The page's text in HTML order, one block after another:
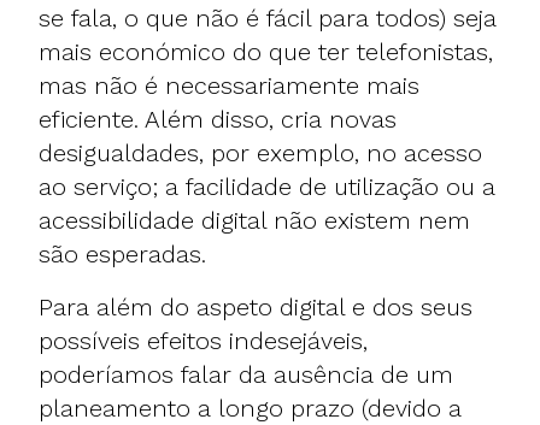
se fala, o que não é fácil para todos) seja
mais económico do que ter telefonistas,
mas não é necessariamente mais
eficiente. Além disso, cria novas
desigualdades, por exemplo, no acesso
ao serviço; a facilidade de utilização ou a
acessibilidade digital não existem nem
são esperadas.
Para além do aspeto digital e dos seus
possíveis efeitos indesejáveis,
poderíamos falar da ausência de um
planeamento a longo prazo (devido a